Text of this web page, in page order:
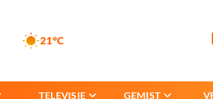
21°C
TELEVISIE GEMIST